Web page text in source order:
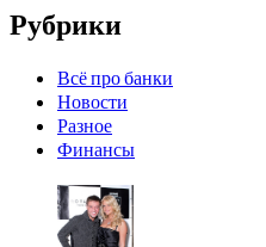
Рубрики
Всё про банки
Новости
Разное
Финансы